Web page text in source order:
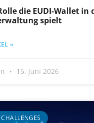
die EUDI-Wallet in
spielt
»
15. Juni 2026